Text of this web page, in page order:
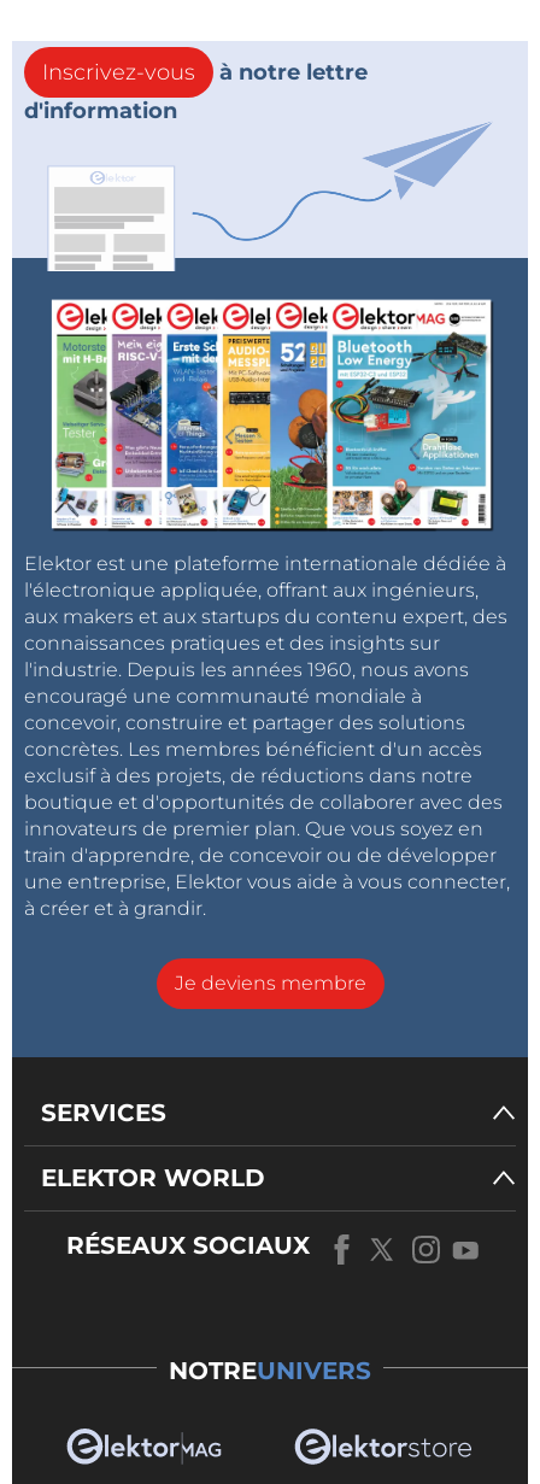
Inscrivez-vous
à notre lettre
d'information
Elektor est une plateforme internationale dédiée à
l'électronique appliquée, offrant aux ingénieurs,
aux makers et aux startups du contenu expert, des
connaissances pratiques et des insights sur
l'industrie. Depuis les années 1960, nous avons
encouragé une communauté mondiale à
concevoir, construire et partager des solutions
concrètes. Les membres bénéficient d'un accès
exclusif à des projets, de réductions dans notre
boutique et d'opportunités de collaborer avec des
innovateurs de premier plan. Que vous soyez en
train d'apprendre, de concevoir ou de développer
une entreprise, Elektor vous aide à vous connecter,
à créer et à grandir.
Je deviens membre
SERVICES
ELEKTOR WORLD
RÉSEAUX SOCIAUX
NOTREUNIVERS